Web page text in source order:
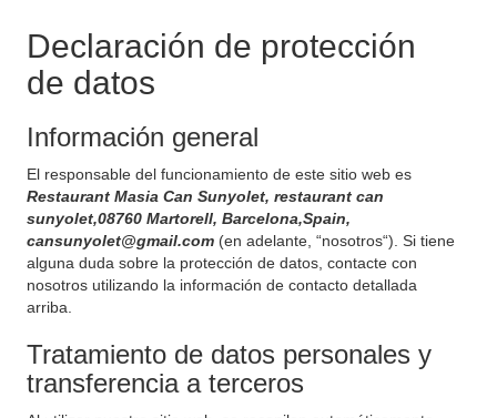
Declaración de protección
de datos
Información general
El responsable del funcionamiento de este sitio web es
Restaurant Masia Can Sunyolet, restaurant can
sunyolet,08760 Martorell, Barcelona,Spain,
cansunyolet@gmail.com (en adelante, “nosotros“). Si tiene
alguna duda sobre la protección de datos, contacte con
nosotros utilizando la información de contacto detallada
arriba.
Tratamiento de datos personales y
transferencia a terceros